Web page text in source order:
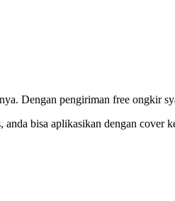
Dengan pengiriman free ongkir
bisa aplikasikan dengan cover